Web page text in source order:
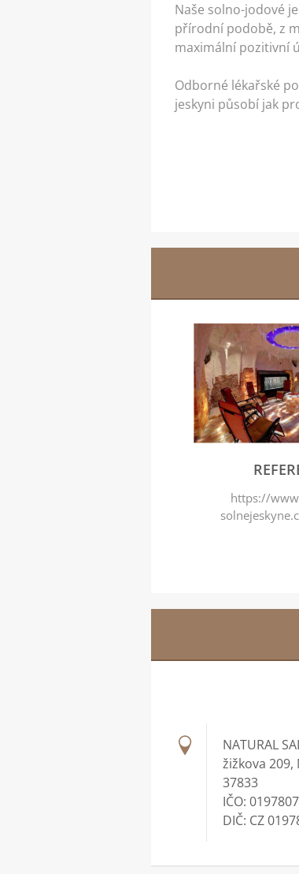
Naše solno-jodové
přírodní podobě, z
maximální pozitivní
Odborné lékařské
jeskyni působí jak
https://
NATURAL
žižkova 209,
37833
IČO:
DIČ: CZ